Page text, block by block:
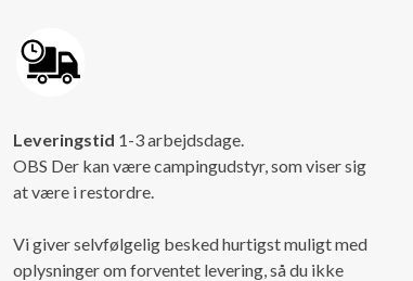
Leveringstid 1-3 arbejdsdage.
OBS Der kan være campingudstyr, som viser sig
at være i restordre.
Vi giver selvfølgelig besked hurtigst muligt med
oplysninger om forventet levering, så du ikke